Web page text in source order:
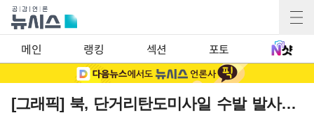
메인 랭킹 섹션 포토
[그래픽] 북, 단거리탄도미사일 수발 발사…